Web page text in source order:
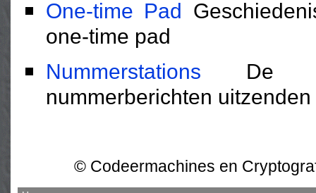
One-time Pad
one-time pad
Nummerstations De
nummerberichten uitzenden
© Codeermachines en